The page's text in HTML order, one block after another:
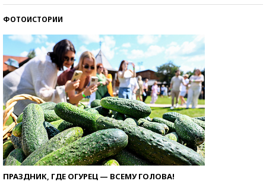
ФОТОИСТОРИИ
ПРАЗДНИК, ГДЕ ОГУРЕЦ — ВСЕМУ ГОЛОВА!